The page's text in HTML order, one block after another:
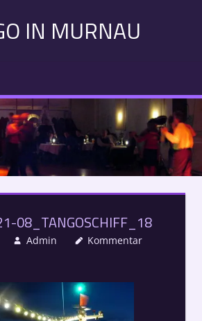
IN MURNAU
08_TANGOSCHIFF_18
Admin
Kommentar